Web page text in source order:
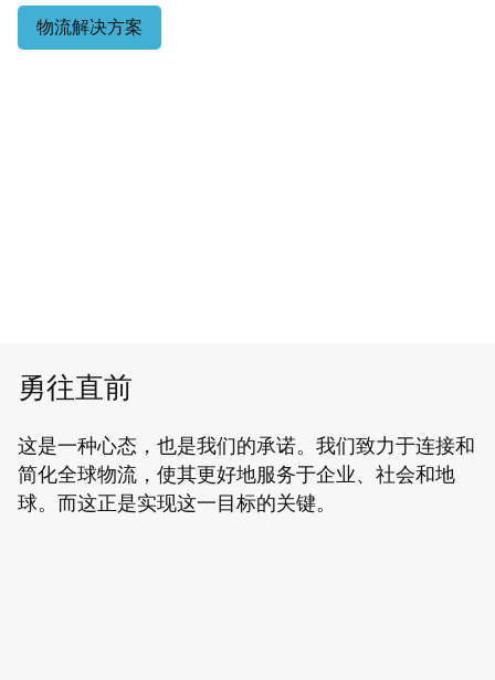
物流解决方案
勇往直前
这是一种心态，也是我们的承诺。我们致力于连接和
简化全球物流，使其更好地服务于企业、社会和地
球。而这正是实现这一目标的关键。